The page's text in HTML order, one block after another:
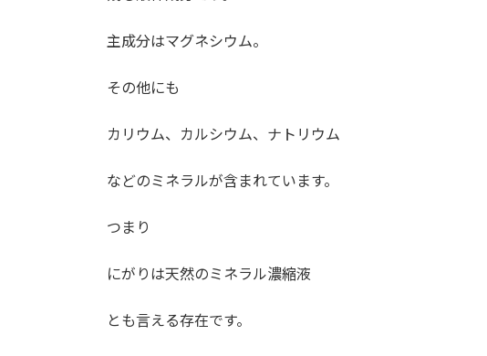
主成分はマグネシウム。
その他にも
カリウム、カルシウム、ナトリウム
などのミネラルが含まれています。
つまり
にがりは天然のミネラル濃縮液
とも言える存在です。